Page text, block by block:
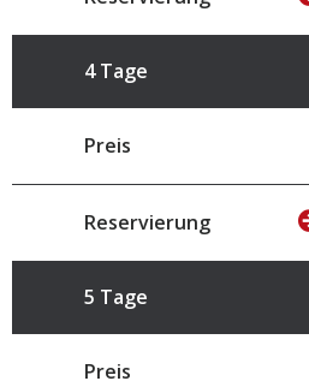
4 Tage
Preis
Reservierung
5 Tage
Preis